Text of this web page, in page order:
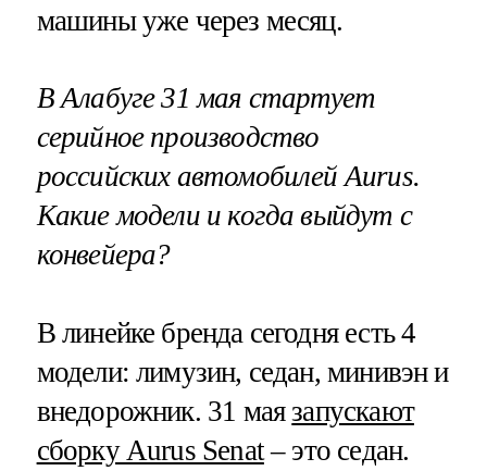
машины уже через месяц.
В Алабуге 31 мая стартует
серийное производство
российских автомобилей Aurus.
Какие модели и когда выйдут с
конвейера?
В линейке бренда сегодня есть 4
модели: лимузин, седан, минивэн и
внедорожник. 31 маязапускают
сборку Aurus Senat– это седан.